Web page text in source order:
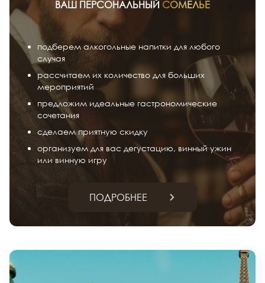
ВАШ ПЕРСОНАЛЬНЫЙ СОМЕЛЬЕ
подберем алкогольные напитки для любого
случая
рассчитаем их количество для больших
мероприятий
предложим идеальные гастрономические
сочетания
сделаем приятную скидку
организуем для вас дегустацию, винный ужин
или винную игру
ПОДРОБНЕЕ